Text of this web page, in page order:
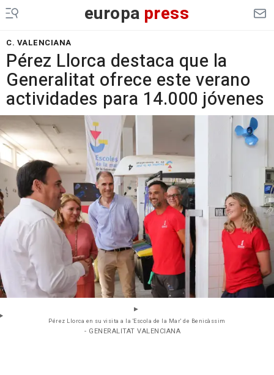
europa press
C. VALENCIANA
Pérez Llorca destaca que la
Generalitat ofrece este verano
actividades para 14.000 jóvenes
Pérez Llorca en su visita a la 'Escola de la Mar' de Benicàssim
- GENERALITAT VALENCIANA